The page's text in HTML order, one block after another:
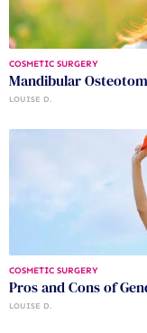
COSMETIC SURGERY
Mandibular
LOUISE D.
COSMETIC SURGERY
Pros and Cons of
LOUISE D.